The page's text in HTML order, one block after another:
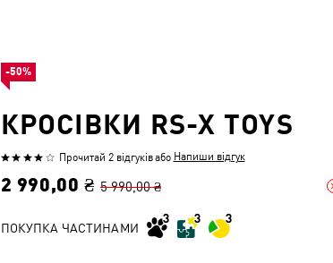
КРОСІВКИ RS-X TOYS
Оцінено
з
Прочитай 2 відгуківабо Напиши відгук
2 990,00 ₴ 5 990,00 ₴
ПОКУПКА ЧАСТИНАМИ
-50%